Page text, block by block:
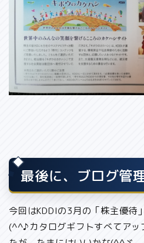
最後に、ブログ管
今回はKDDIの3月の「株主優待
(^^♪カタログギフトすべてアッ